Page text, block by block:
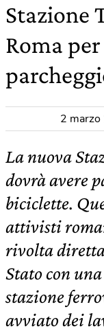
Stazione
Roma
2
La nuova
dovrà avere
biciclette.
attivisti
rivolta
Stato con
stazione
avviato dei